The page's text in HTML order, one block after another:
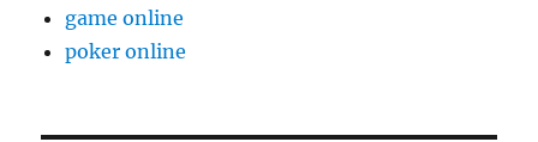
game online
poker online